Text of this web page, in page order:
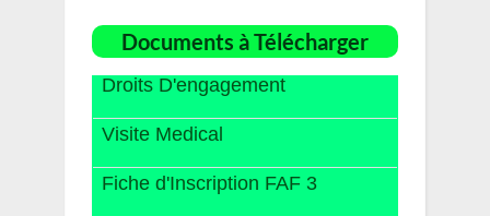
Documents à Télécharger
Droits D'engagement
Visite Medical
Fiche d'Inscription FAF 3